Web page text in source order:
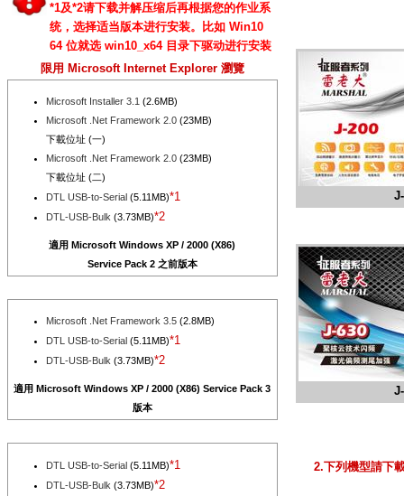
*1及*2请下载并解压缩后再根据您的作业系
统，选择适当版本进行安装。比如 Win10
64 位就选 win10_x64 目录下驱动进行安装
限用 Microsoft Internet Explorer 瀏覽
Microsoft Installer 3.1 (2.6MB)
Microsoft .Net Framework 2.0 (23MB)
下載位址 (一)
Microsoft .Net Framework 2.0 (23MB)
下載位址 (二)
DTL USB-to-Serial (5.11MB)*1
DTL-USB-Bulk (3.73MB)*2
適用 Microsoft Windows XP / 2000 (X86)
Service Pack 2 之前版本
Microsoft .Net Framework 3.5 (2.8MB)
DTL USB-to-Serial (5.11MB)*1
DTL-USB-Bulk (3.73MB)*2
適用 Microsoft Windows XP / 2000 (X86) Service Pack 3
版本
DTL USB-to-Serial (5.11MB)*1
DTL-USB-Bulk (3.73MB)*2
2.下列機型請下